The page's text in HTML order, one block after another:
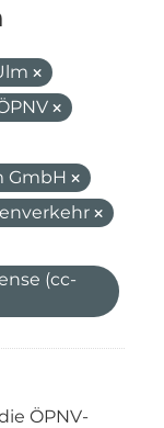
GmbH
(cc-
ÖPNV-